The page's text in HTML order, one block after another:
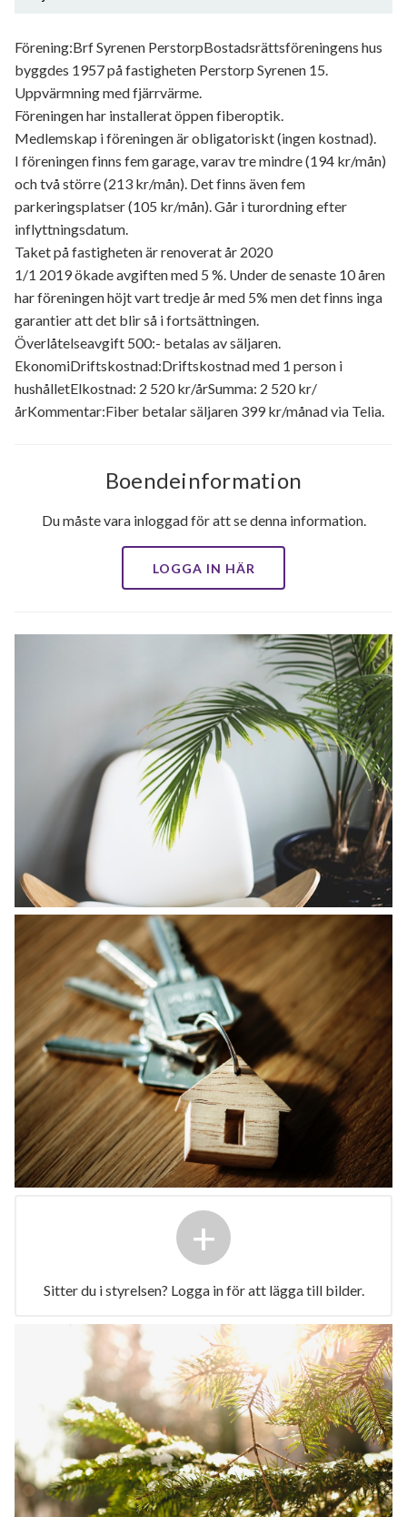
Förening:Brf Syrenen PerstorpBostadsrättsföreningens hus
byggdes 1957 på fastigheten Perstorp Syrenen 15.
Uppvärmning med fjärrvärme.
Föreningen har installerat öppen fiberoptik.
Medlemskap i föreningen är obligatoriskt (ingen kostnad).
I föreningen finns fem garage, varav tre mindre (194 kr/mån)
och två större (213 kr/mån). Det finns även fem
parkeringsplatser (105 kr/mån). Går i turordning efter
inflyttningsdatum.
Taket på fastigheten är renoverat år 2020
1/1 2019 ökade avgiften med 5 %. Under de senaste 10 åren
har föreningen höjt vart tredje år med 5% men det finns inga
garantier att det blir så i fortsättningen.
Överlåtelseavgift 500:- betalas av säljaren.
EkonomiDriftskostnad:Driftskostnad med 1 person i
hushålletElkostnad: 2 520 kr/årSumma: 2 520 kr/
årKommentar:Fiber betalar säljaren 399 kr/månad via Telia.
Boendeinformation
Du måste vara inloggad för att se denna information.
LOGGA IN HÄR
+
Sitter du i styrelsen? Logga in för att lägga till bilder.